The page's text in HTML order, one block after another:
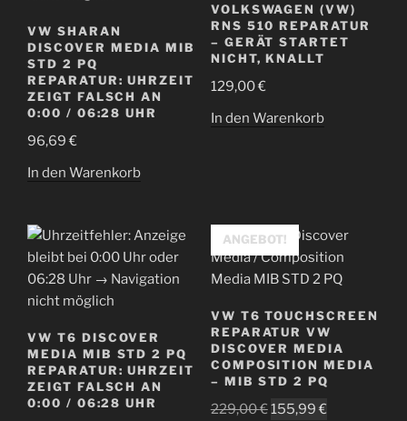
VW SHARAN
DISCOVER MEDIA MIB
STD 2 PQ
REPARATUR: UHRZEIT
ZEIGT FALSCH AN
0:00 / 06:28 UHR
96,69€
In den Warenkorb
VOLKSWAGEN (VW)
RNS 510 REPARATUR
– GERÄT STARTET
NICHT, KNALLT
129,00€
In den Warenkorb
VW T6 DISCOVER
MEDIA MIB STD 2 PQ
REPARATUR: UHRZEIT
ZEIGT FALSCH AN
0:00 / 06:28 UHR
ANGEBOT!
VW T6 TOUCHSCREEN
REPARATUR VW
DISCOVER MEDIA
COMPOSITION MEDIA
– MIB STD 2 PQ
229,00€Ursprünglicher
155,99 €Aktueller